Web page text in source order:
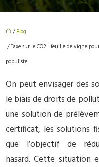
/Blog
/ Taxe sur le CO2 : feuille de vigne
populiste
On peut envisager des
le biais de droits de
une solution de
certificat, les solutions
que l’objectif de
hasard. Cette situation